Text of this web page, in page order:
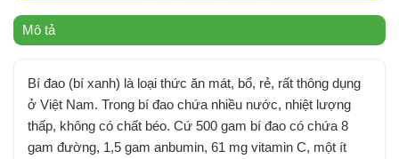
Mô tả
Bí đao (bí xanh) là loại thức ăn mát, bổ, rẻ, rất thông dụng
ở Việt Nam. Trong bí đao chứa nhiều nước, nhiệt lượng
thấp, không có chất béo. Cứ 500 gam bí đao có chứa 8
gam đường, 1,5 gam anbumin, 61 mg vitamin C, một ít